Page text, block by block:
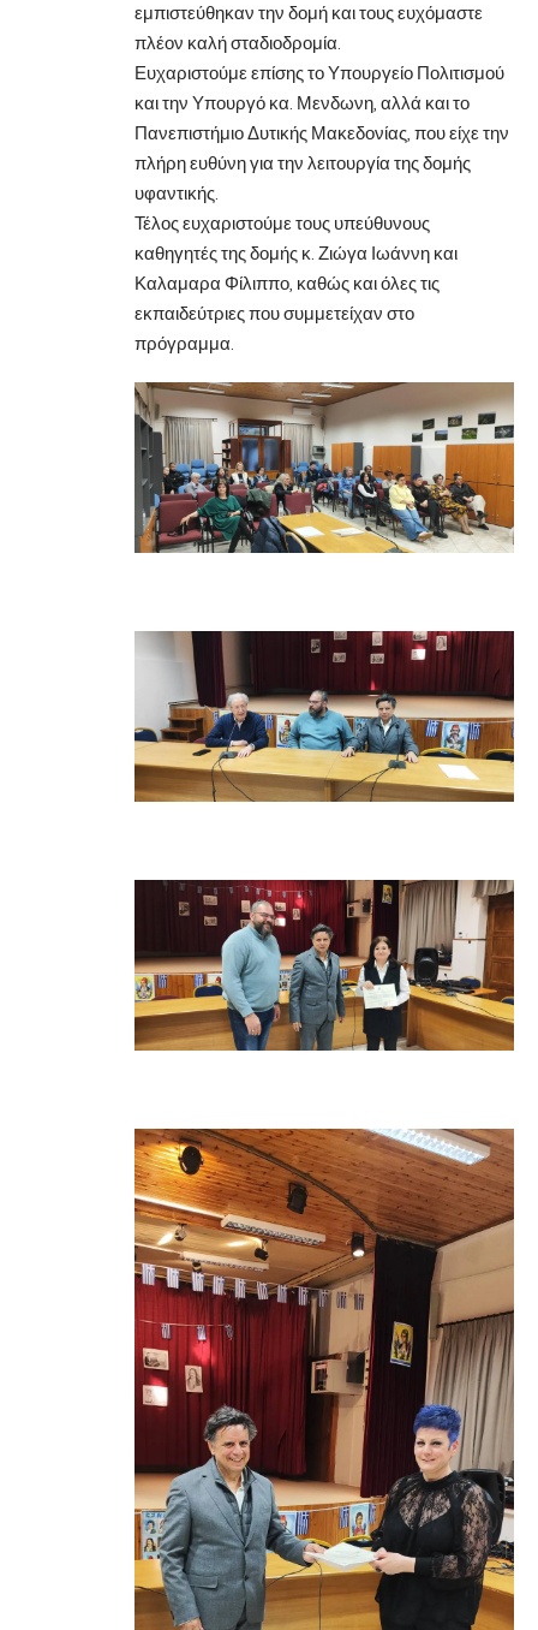
εμπιστεύθηκαν την δομή και τους ευχόμαστε
πλέον καλή σταδιοδρομία.
Ευχαριστούμε επίσης το Υπουργείο Πολιτισμού
και την Υπουργό κα. Μενδωνη, αλλά και το
Πανεπιστήμιο Δυτικής Μακεδονίας, που είχε την
πλήρη ευθύνη για την λειτουργία της δομής
υφαντικής.
Τέλος ευχαριστούμε τους υπεύθυνους
καθηγητές της δομής κ. Ζιώγα Ιωάννη και
Καλαμαρα Φίλιππο, καθώς και όλες τις
εκπαιδεύτριες που συμμετείχαν στο
πρόγραμμα.